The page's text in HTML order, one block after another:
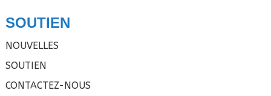
SOUTIEN
NOUVELLES
SOUTIEN
CONTACTEZ-NOUS